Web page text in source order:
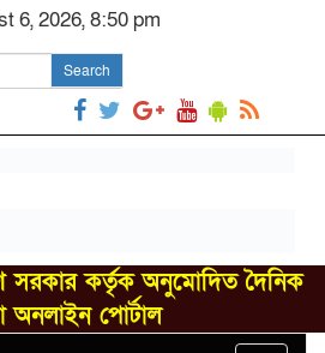
6, 2026, 8:50 pm
Search
সরকার কর্তৃক অনুমোদিত দৈনিক
অনলাইন পোর্টাল